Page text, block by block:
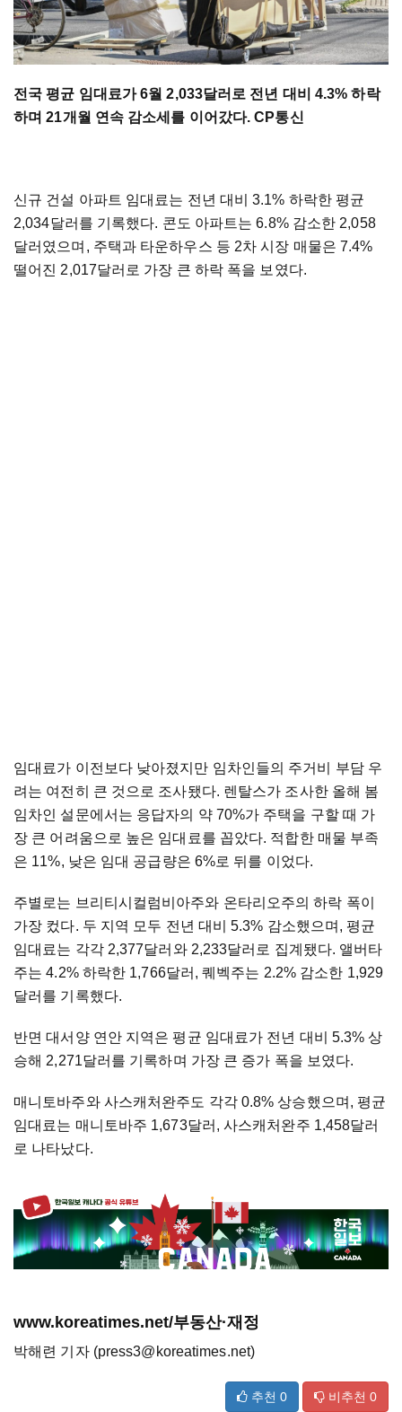
전국 평균 임대료가 6월 2,033달러로 전년 대비 4.3% 하락
하며 21개월 연속 감소세를 이어갔다. CP통신
신규 건설 아파트 임대료는 전년 대비 3.1% 하락한 평균
2,034달러를 기록했다. 콘도 아파트는 6.8% 감소한 2,058
달러였으며, 주택과 타운하우스 등 2차 시장 매물은 7.4%
떨어진 2,017달러로 가장 큰 하락 폭을 보였다.
임대료가 이전보다 낮아졌지만 임차인들의 주거비 부담 우
려는 여전히 큰 것으로 조사됐다. 렌탈스가 조사한 올해 봄
임차인 설문에서는 응답자의 약 70%가 주택을 구할 때 가
장 큰 어려움으로 높은 임대료를 꼽았다. 적합한 매물 부족
은 11%, 낮은 임대 공급량은 6%로 뒤를 이었다.
주별로는 브리티시컬럼비아주와 온타리오주의 하락 폭이
가장 컸다. 두 지역 모두 전년 대비 5.3% 감소했으며, 평균
임대료는 각각 2,377달러와 2,233달러로 집계됐다. 앨버타
주는 4.2% 하락한 1,766달러, 퀘벡주는 2.2% 감소한 1,929
달러를 기록했다.
반면 대서양 연안 지역은 평균 임대료가 전년 대비 5.3% 상
승해 2,271달러를 기록하며 가장 큰 증가 폭을 보였다.
매니토바주와 사스캐처완주도 각각 0.8% 상승했으며, 평균
임대료는 매니토바주 1,673달러, 사스캐처완주 1,458달러
로 나타났다.
www.koreatimes.net/부동산·재정
박해련 기자 (press3@koreatimes.net)
추천 0 비추천 0